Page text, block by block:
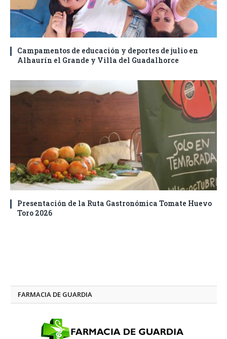
Campamentos de educación y deportes de julio en
Alhaurín el Grande y Villa del Guadalhorce
Presentación de la Ruta Gastronómica Tomate Huevo
Toro 2026
FARMACIA DE GUARDIA